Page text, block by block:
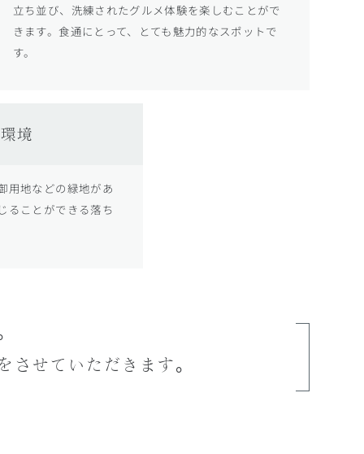
立ち並び、洗練されたグルメ体験を楽しむことがで
きます。食通にとって、とても魅力的なスポットで
す。
境
用地などの緑地があ
ることができる落ち
させていただきます。